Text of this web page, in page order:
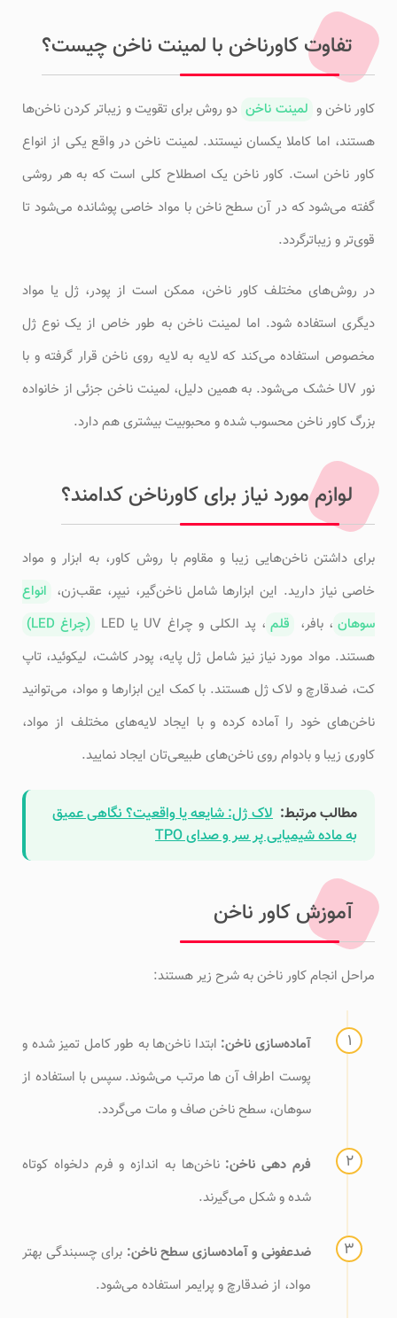
تفاوت کاورناخن با لمینت ناخن چیست؟
کاور ناخن و لمینت ناخن دو روش برای تقویت و زیباتر کردن ناخن‌ها
هستند، اما کاملا یکسان نیستند. لمینت ناخن در واقع یکی از انواع
کاور ناخن است. کاور ناخن یک اصطلاح کلی است که به هر روشی
گفته می‌شود که در آن سطح ناخن با مواد خاصی پوشانده می‌شود تا
قوی‌تر و زیباترگردد.
در روش‌های مختلف کاور ناخن، ممکن است از پودر، ژل یا مواد
دیگری استفاده شود. اما لمینت ناخن به طور خاص از یک نوع ژل
مخصوص استفاده می‌کند که لایه به لایه روی ناخن قرار گرفته و با
نور UV خشک می‌شود. به همین دلیل، لمینت ناخن جزئی از خانواده
بزرگ کاور ناخن محسوب شده و محبوبیت بیشتری هم دارد.
لوازم مورد نیاز برای کاورناخن کدامند؟
برای داشتن ناخن‌هایی زیبا و مقاوم با روش کاور، به ابزار و مواد
خاصی نیاز دارید. این ابزارها شامل ناخن‌گیر، نیپر، عقب‌زن، انواع
سوهان ، بافر، قلم ، پد الکلی و چراغ UV یا LED
(چراغ LED)
هستند. مواد مورد نیاز نیز شامل ژل پایه، پودر کاشت، لیکوئید، تاپ
کت، ضدقارچ و لاک ژل هستند. با کمک این ابزارها و مواد، می‌توانید
ناخن‌های خود را آماده کرده و با ایجاد لایه‌های مختلف از مواد،
کاوری زیبا و بادوام روی ناخن‌های طبیعی‌تان ایجاد نمایید.
مطالب مرتبط: لاک ژل: شایعه یا واقعیت؟ نگاهی عمیق
به ماده شیمیایی پر سر و صدای TPO
آموزش کاور ناخن
مراحل انجام کاور ناخن به شرح زیر هستند:
آماده‌سازی ناخن: ابتدا ناخن‌ها به طور کامل تمیز شده و
پوست‌ اطراف آن ها مرتب می‌شوند. سپس با استفاده از
سوهان، سطح ناخن صاف و مات می‌گردد.
فرم دهی ناخن: ناخن‌ها به اندازه و فرم دلخواه کوتاه
شده و شکل می‌گیرند.
ضدعفونی و آماده‌سازی سطح ناخن: برای چسبندگی بهتر
مواد، از ضدقارچ و پرایمر استفاده می‌شود.